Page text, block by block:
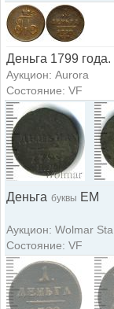
Деньга 1799
Аукцион: Aurora
Состояние: VF
Деньга буквы ЕМ
Аукцион: Wolmar
Состояние: VF